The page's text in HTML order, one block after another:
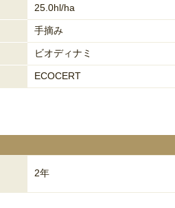
25.0hl/ha
手摘み
ビオディナミ
ECOCERT
2年